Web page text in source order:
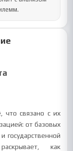
связано с их
от базовых
государственной
как